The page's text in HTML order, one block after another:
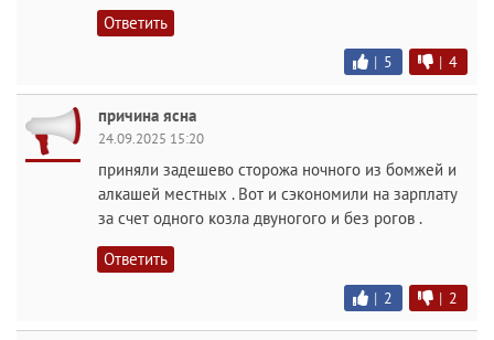
Ответить
| 5 | 4
причина ясна
24.09.2025 15:20
приняли задешево сторожа ночного из бомжей и
алкашей местных . Вот и сэкономили на зарплату
за счет одного козла двуногого и без рогов .
Ответить
| 2 | 2